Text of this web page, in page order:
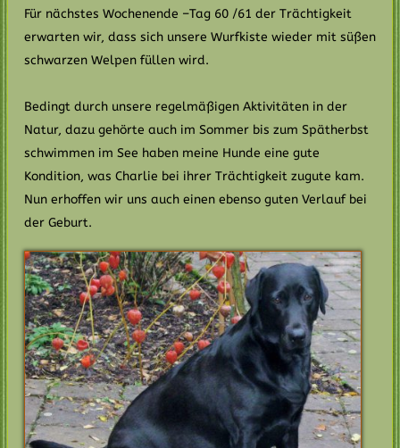
Für nächstes Wochenende –Tag 60 /61 der Trächtigkeit
erwarten wir, dass sich unsere Wurfkiste wieder mit süßen
schwarzen Welpen füllen wird.
Bedingt durch unsere regelmäßigen Aktivitäten in der
Natur, dazu gehörte auch im Sommer bis zum Spätherbst
schwimmen im See haben meine Hunde eine gute
Kondition, was Charlie bei ihrer Trächtigkeit zugute kam.
Nun erhoffen wir uns auch einen ebenso guten Verlauf bei
der Geburt.